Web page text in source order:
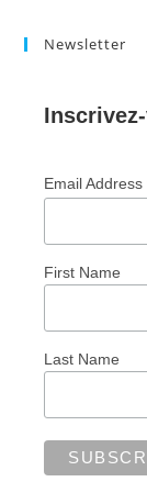
Newsletter
Email Address
First Name
Last Name